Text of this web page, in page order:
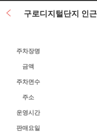
구로디지털단지 인
주차장명
금액
주차면수
주소
운영시간
판매요일